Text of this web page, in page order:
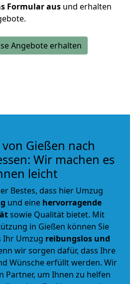
Formular aus und erhalten
Angebote erhalten
Gießen nach
Wir machen es
leicht
Bestes, dass hier Umzug
und eine hervorragende
sowie Qualität bietet. Mit
in Gießen können Sie
Ihr Umzug reibungslos und
wir sorgen dafür, dass Ihre
Wünsche erfüllt werden. Wir
Partner, um Ihnen zu helfen